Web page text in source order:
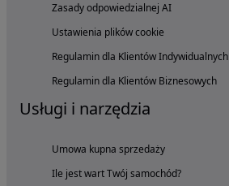
Zasady odpowiedzialnej AI
Ustawienia plików cookie
Regulamin dla Klientów Indywidualnych
Regulamin dla Klientów Biznesowych
Usługi i narzędzia
Umowa kupna sprzedaży
Ile jest wart Twój samochód?